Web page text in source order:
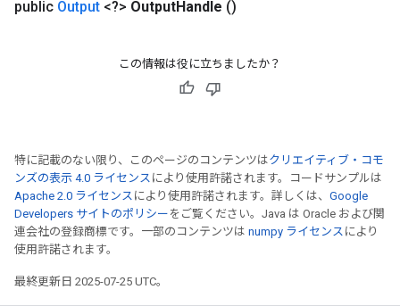
public Output <?> OutputHandle ()
この情報は役に立ちましたか？
特に記載のない限り、このページのコンテンツはクリエイティブ・コモ
ンズの表示 4.0 ライセンス により使用許諾されます。コードサンプルは
Apache 2.0 ライセンス により使用許諾されます。詳しくは、 Google
Developers サイトのポリシー をご覧ください。Java は Oracle および関
連会社の登録商標です。一部のコンテンツは numpy ライセンス により
使用許諾されます。
最終更新日 2025-07-25 UTC。